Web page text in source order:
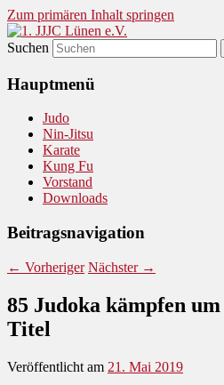
Zum primären Inhalt springen
1. JJJC Lünen
Judo und Ninjitsu
Suchen
Hauptmenü
Judo
Nin-Jitsu
Karate
Kung Fu
Vorstand
Downloads
Beitragsnavigation
← Vorheriger Nächster →
85 Judoka kämpfen
Titel
Veröffentlicht am 21. Mai 2019